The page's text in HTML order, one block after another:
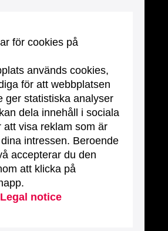
för cookies på
används cookies,
för att webbplatsen
ger statistiska analyser
dela innehåll i sociala
att visa reklam som är
intressen. Beroende
accepterar du den
att klicka på
Legal notice